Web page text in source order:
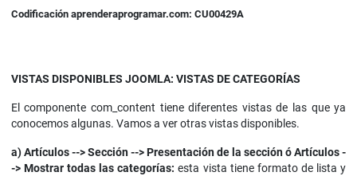
Codificación aprenderaprogramar.com: CU00429A
VISTAS DISPONIBLES JOOMLA: VISTAS DE CATEGORÍAS
El componente com_content tiene diferentes vistas de las que ya
conocemos algunas. Vamos a ver otras vistas disponibles.
a) Artículos --> Sección --> Presentación de la sección ó Artículos -
-> Mostrar todas las categorías: esta vista tiene formato de lista y